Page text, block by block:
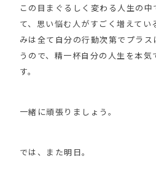
この目まぐるしく変わる人生の
て、思い悩む人がすごく増えて
みは全て自分の行動次第でプラ
うので、精一杯自分の人生を本
す。
一緒に頑張りましょう。
では、また明日。